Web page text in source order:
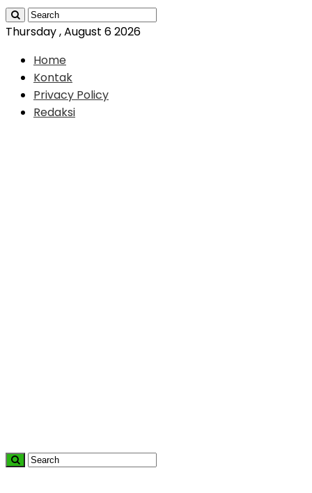
Thursday , August 6 2026
Home
Kontak
Privacy Policy
Redaksi